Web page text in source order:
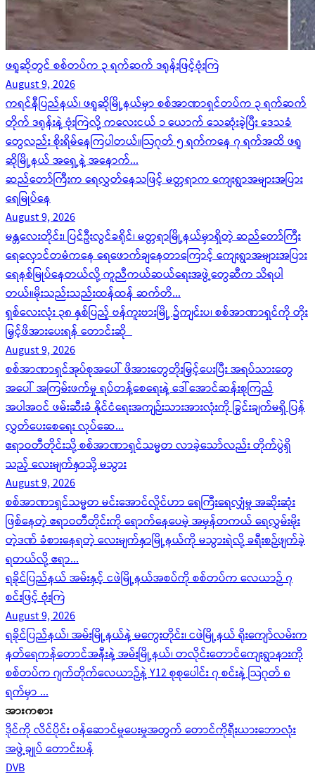
ဖရူဆိုတွင် စစ်တပ်က ၃ ရက်ဆက် ဒရုန်းဖြင့်ဗုံးကြဲ
August 9, 2026
ကရင်နီပြည်နယ်၊ ဖရူဆိုမြို့နယ်မှာ စစ်အာဏာရှင်တပ်က ၃ ရက်ဆက်
တိုက် ဒရုန်းနဲ့ ဗုံးကြဲလို့ ကလေးငယ် ၁ ယောက် သေဆုံးခဲ့ပြီး ဒေသခံ
တွေလည်း စိုးရိမ်နေကြပါတယ်။ဩဂုတ် ၅ ရက်ကနေ ၇ ရက်အထိ ဖရူ
ဆိုမြို့နယ် အရှေ့နဲ့ အနောက်...
ဆည်တော်ကြီးက ရေလွှတ်နေသဖြင့် မတ္တရာက ကျေးရွာအများအပြား
ရေမြုပ်နေ
August 9, 2026
မန္တလေးတိုင်း၊ ပြင်ဦးလွင်ခရိုင်၊ မတ္တရာမြို့နယ်မှာရှိတဲ့ ဆည်တော်ကြီး
ရေလှောင်တမံကနေ ရေဖောက်ချနေတာကြောင့် ကျေးရွာအများအပြား
ရေနစ်မြုပ်နေတယ်လို့ ကူညီကယ်ဆယ်ရေးအဖွဲ့တွေဆီက သိရပါ
တယ်။မိုးသည်းသည်းထန်ထန် ဆက်တိ...
ရှစ်လေးလုံး ၃၈ နှစ်ပြည့် ဗန်ကူးဗားမြို့ ၌ကျင်းပ၊ စစ်အာဏာရှင်ကို တိုး
မြှင့်ဖိအားပေးရန် တောင်းဆို
August 9, 2026
စစ်အာဏာရှင်အုပ်စုအပေါ် ဖိအားတွေတိုးမြှင့်ပေးပြီး အရပ်သားတွေ
အပေါ် အကြမ်းဖက်မှု ရပ်တန့်စေရေးနဲ့ ဒေါ်အောင်ဆန်းစုကြည်
အပါအဝင် ဖမ်းဆီးခံ နိုင်ငံရေးအကျဉ်းသားအားလုံးကို ခြွင်းချက်မရှိ ပြန်
လွှတ်ပေးစေရေး လုပ်ဆေ...
ဧရာဝတီတိုင်းသို့ စစ်အာဏာရှင်သမ္မတ လာခဲ့သော်လည်း တိုက်ပွဲရှိ
သည့် လေးမျက်နှာသို့ မသွား
August 9, 2026
စစ်အာဏာရှင်သမ္မတ မင်းအောင်လှိုင်ဟာ ရေကြီးရေလျှံမှု အဆိုးဆုံး
ဖြစ်နေတဲ့ ဧရာဝတီတိုင်းကို ရောက်နေပေမဲ့ အမှန်တကယ် ရေလွှမ်းမိုး
တဲ့ဒဏ် ခံစားနေရတဲ့ လေးမျက်နှာမြို့နယ်ကို မသွားရဲလို့ ခရီးစဉ်ဖျက်ခဲ့
ရတယ်လို့ ဧရာ...
ရခိုင်ပြည်နယ် အမ်းနှင့် ငဖဲမြို့နယ်အစပ်ကို စစ်တပ်က လေယာဉ် ၇
စင်းဖြင့် ဗုံးကြဲ
August 9, 2026
ရခိုင်ပြည်နယ်၊ အမ်းမြို့နယ်နဲ့ မကွေးတိုင်း၊ ငဖဲမြို့နယ် ရိုးကျော်လမ်းက
နတ်ရေကန်တောင်အနီးနဲ့ အမ်းမြို့နယ်၊ တလိုင်းတောင်ကျေးရွာနားကို
စစ်တပ်က ဂျက်တိုက်လေယာဉ်နဲ့ Y12 စုစုပေါင်း ၇ စင်းနဲ့ သြဂုတ် ၈
ရက်မှာ ...
အားကစား
ဒိုင်ကို လိင်ပိုင်း ဝန်ဆောင်မှုပေးမှုအတွက် တောင်ကိုရီးယားဘောလုံး
အဖွဲ့ချုပ် တောင်းပန်
DVB